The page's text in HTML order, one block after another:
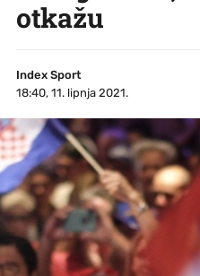
otkažu
Index Sport
18:40, 11. lipnja 2021.